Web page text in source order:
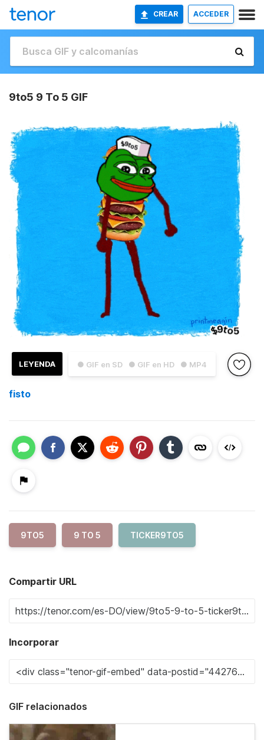
CREAR ACCEDER
9to5 9 To 5 GIF
● GIF en SD ● GIF en HD ● MP4
LEYENDA
fisto
9TO5 9 TO 5 TICKER9TO5
Compartir URL
Incorporar
GIF relacionados